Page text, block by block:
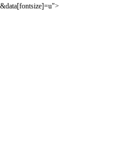
&data[fontsize]=u">